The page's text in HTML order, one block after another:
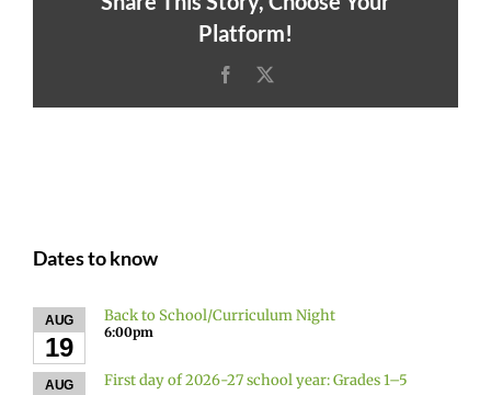
Platform!
Facebook
Dates to know
AUG
19
Back to School/Curriculum Night
6:00pm
AUG First day of 2026-27 school year: Grades 1–5